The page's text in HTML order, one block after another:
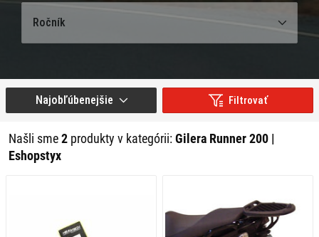
Ročník
Filtrovať
Našli sme2 produkty v kategórii:Gilera Runner 200 |
Eshopstyx
Najobľúbenejšie